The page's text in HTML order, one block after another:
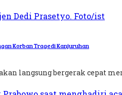
Korban Tragedi Kanjuruhan
langsung bergerak cepat